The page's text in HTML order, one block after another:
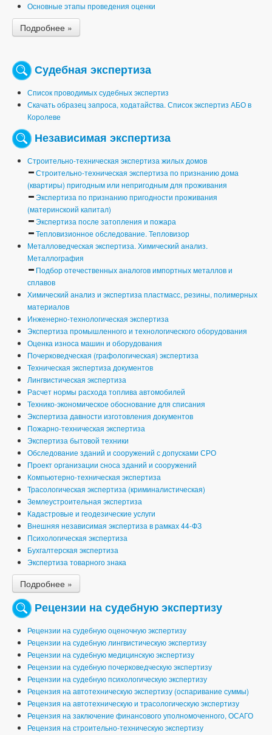
Основные этапы проведения оценки
Подробнее »
Судебная экспертиза
Список проводимых судебных экспертиз
Скачать образец запроса, ходатайства. Список экспертиз АБО в
Королеве
Независимая экспертиза
Строительно-техническая экспертиза жилых домов
Строительно-техническая экспертиза по признанию дома
(квартиры) пригодным или непригодным для проживания
Экспертиза по признанию пригодности проживания
(материнскоий капитал)
Экспертиза после затопления и пожара
Тепловизионное обследование. Тепловизор
Металловедческая экспертиза. Химический анализ.
Металлография
Подбор отечественных аналогов импортных металлов и
сплавов
Химический анализ и экспертиза пластмасс, резины, полимерных
материалов
Инженерно-технологическая экспертиза
Экспертиза промышленного и технологического оборудования
Оценка износа машин и оборудования
Почерковедческая (графологическая) экспертиза
Техническая экспертиза документов
Лингвистическая экспертиза
Расчет нормы расхода топлива автомобилей
Технико-экономическое обоснование для списания
Экспертиза давности изготовления документов
Пожарно-техническая экспертиза
Экспертиза бытовой техники
Обследование зданий и сооружений с допусками СРО
Проект организации сноса зданий и сооружений
Компьютерно-техническая экспертиза
Трасологическая экспертиза (криминалистическая)
Землеустроительная экспертиза
Кадастровые и геодезические услуги
Внешняя независимая экспертиза в рамках 44-ФЗ
Психологическая экспертиза
Бухгалтерская экспертиза
Экспертиза товарного знака
Подробнее »
Рецензии на судебную экспертизу
Рецензии на судебную оценочную экспертизу
Рецензии на судебную лингвистическую экспертизу
Рецензии на судебную медицинскую экспертизу
Рецензии на судебную почерковедческую экспертизу
Рецензии на судебную психологическую экспертизу
Рецензия на автотехническую экспертизу (оспаривание суммы)
Рецензия на автотехническую и трасологическую экспертизу
Рецензия на заключение финансового уполномоченного, ОСАГО
Рецензия на строительно-техническую экспертизу